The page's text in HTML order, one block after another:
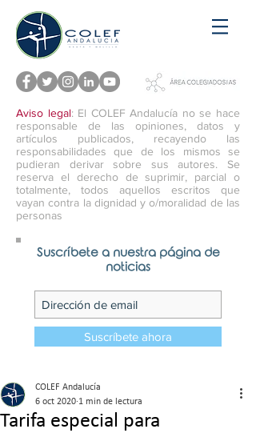
Aviso legal: El COLEF Andalucía no se hace
responsable de las opiniones, datos y
artículos publicados, recayendo las
responsabilidades que de los mismos se
pudieran derivar sobre sus autores. Se
reserva el derecho de suprimir, parcial o
totalmente, todos aquellos escritos que
vayan contra la dignidad y o/moralidad de las
personas
Suscríbete a nuestra página de
noticias
Suscríbete ahora
Tarifa especial para
COLEF Andalucía
6 oct 2020 1 min de lectura